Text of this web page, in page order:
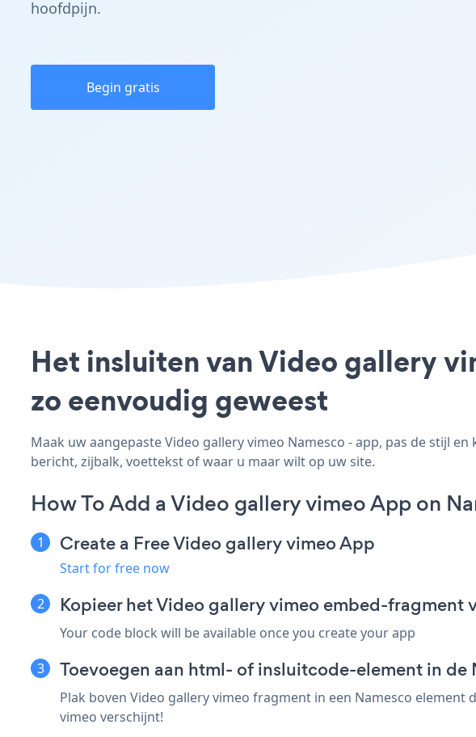
hoofdpijn.
Begin gratis
Het insluiten van Video gallery
zo eenvoudig geweest
Maak uw aangepaste Video gallery vimeo Namesco - app, pas de stijl
bericht, zijbalk, voettekst of waar u maar wilt op uw site.
How To Add a Video gallery vimeo App on
Create a Free Video gallery vimeo App
Start for free now
Kopieer het Video gallery vimeo embed-fragment
Your code block will be available once you create your app
Toevoegen aan html- of insluitcode-element in de
Plak boven Video gallery vimeo fragment in een Namesco
vimeo verschijnt!